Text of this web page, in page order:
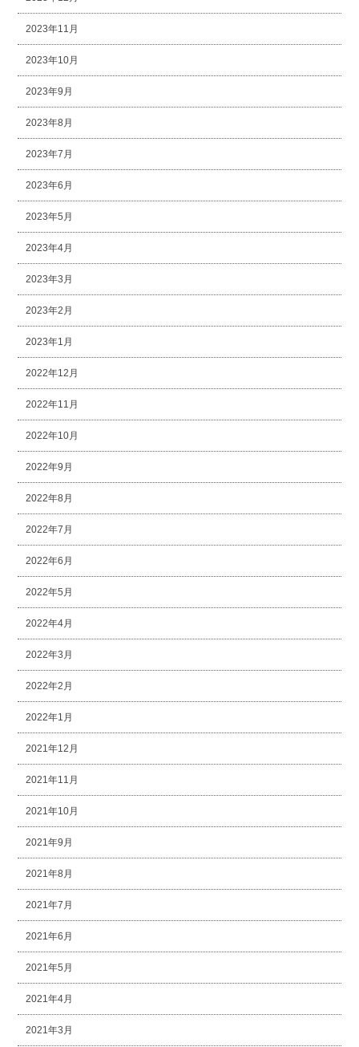
2023年11月
2023年10月
2023年9月
2023年8月
2023年7月
2023年6月
2023年5月
2023年4月
2023年3月
2023年2月
2023年1月
2022年12月
2022年11月
2022年10月
2022年9月
2022年8月
2022年7月
2022年6月
2022年5月
2022年4月
2022年3月
2022年2月
2022年1月
2021年12月
2021年11月
2021年10月
2021年9月
2021年8月
2021年7月
2021年6月
2021年5月
2021年4月
2021年3月